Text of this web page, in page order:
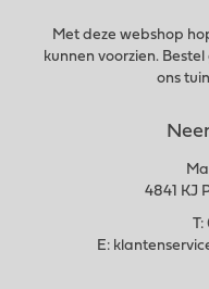
Met deze webshop
kunnen voorzien.
ons
4841 KJ
T:
E: